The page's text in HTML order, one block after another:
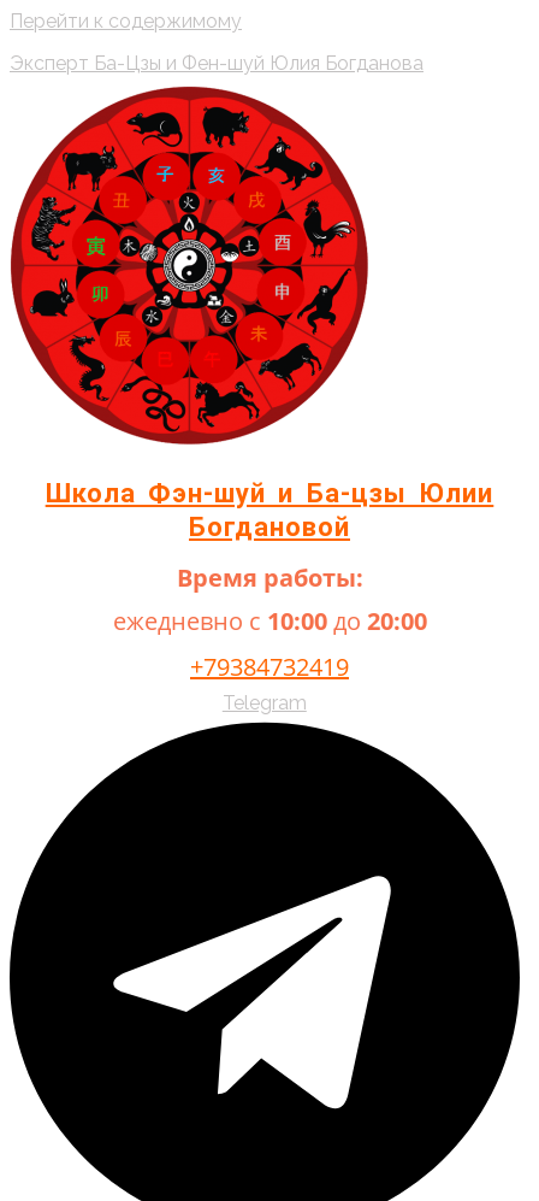
Перейти к содержимому
Эксперт Ба-Цзы и Фен-шуй Юлия Богданова
Школа Фэн-шуй и Ба-цзы Юлии
Богдановой
Время работы:
ежедневно с 10:00до 20:00
+79384732419
Telegram